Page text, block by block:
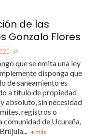
de las
Gonzalo Flores
que se emita una ley
disponga que
de saneamiento es
a título de propiedad
absoluto, sin necesidad
registros o
comunidad de Ucureña,
+ más